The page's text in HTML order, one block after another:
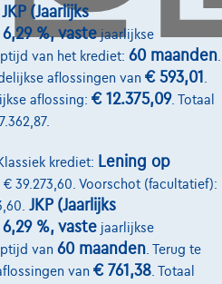
JKP (Jaarlijks
%, vastejaarlijkse
van het krediet: 60 maanden.
aflossingen van € 593,01 .
aflossing: € 12.375,09. Totaal
krediet: Lening op
39.273,60. Voorschot (facultatief):
JKP (Jaarlijks
%, vaste jaarlijkse
van 60 maanden. Terug te
van € 761,38. Totaal